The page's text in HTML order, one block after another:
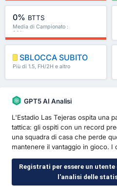
0% BTTS
Media di Campionato :
30%
SBLOCCA SUBITO
Più di 1.5, FH/2H e altro
GPT5 AI Analisi
L'Estadio Las Tejeras ospita una
tattica: gli ospiti con un record
una squadra di casa che perde
mantenere il vantaggio in gioco. I
Registrati per essere un
l'analisi delle